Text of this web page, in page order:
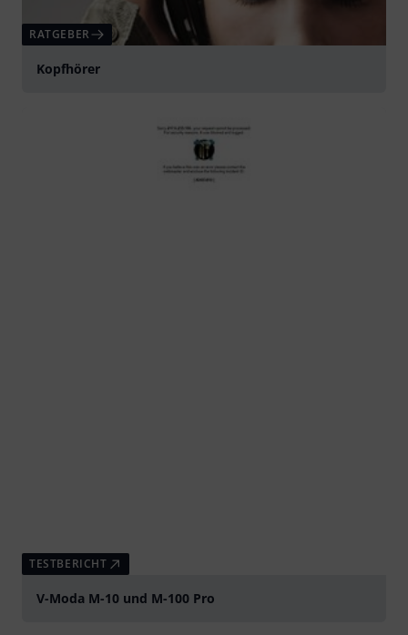
RATGEBER
Kopfhörer
TESTBERICHT
V-Moda M-10 und M-100 Pro